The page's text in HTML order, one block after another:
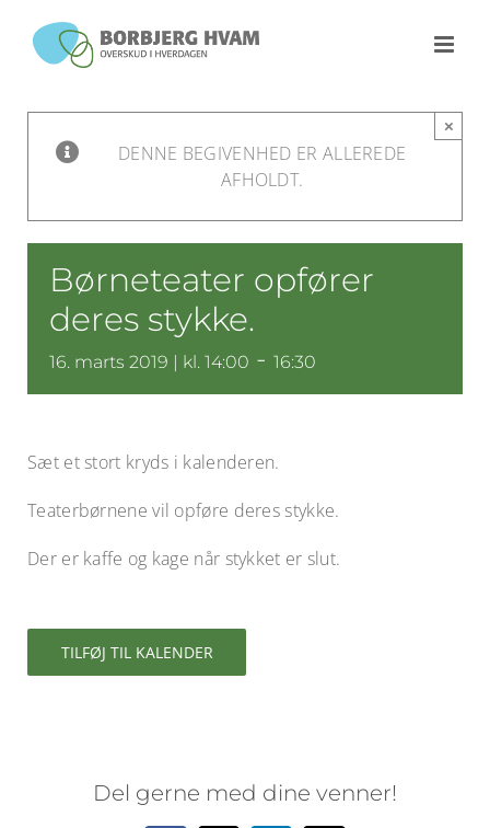
content
DENNE BEGIVENHED ER ALLEREDE
AFHOLDT.
×
Børneteater opfører
deres stykke.
16. marts 2019 | kl. 14:00 - 16:30
Sæt et stort kryds i kalenderen.
Teaterbørnene vil opføre deres stykke.
Der er kaffe og kage når stykket er slut.
TILFØJ TIL KALENDER
Del gerne med dine venner!